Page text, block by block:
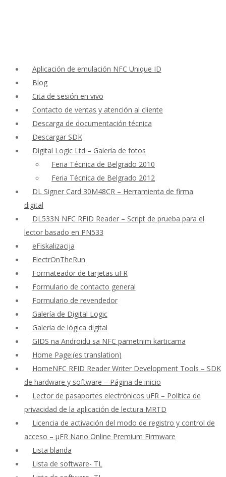
Aplicación de emulación NFC Unique ID
Blog
Cita de sesión en vivo
Contacto de ventas y atención al cliente
Descarga de documentación técnica
Descargar SDK
Digital Logic Ltd – Galería de fotos
Feria Técnica de Belgrado 2010
Feria Técnica de Belgrado 2012
DL Signer Card 30M48CR – Herramienta de firma
digital
DL533N NFC RFID Reader – Script de prueba para el
lector basado en PN533
eFiskalizacija
ElectrOnTheRun
Formateador de tarjetas uFR
Formulario de contacto general
Formulario de revendedor
Galería de Digital Logic
Galería de lógica digital
GIDS na Androidu sa NFC pametnim karticama
Home Page:(es translation)
HomeNFC RFID Reader Writer Development Tools – SDK
de hardware y software – Página de inicio
Lector de pasaportes electrónicos uFR – Política de
privacidad de la aplicación de lectura MRTD
Licencia de activación del modo de registro y control de
acceso – μFR Nano Online Premium Firmware
Lista blanda
Lista de software- TL